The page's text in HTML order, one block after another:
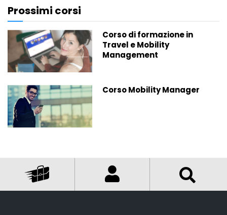
Prossimi corsi
Corso di formazione in
Travel e Mobility
Management
Corso Mobility Manager